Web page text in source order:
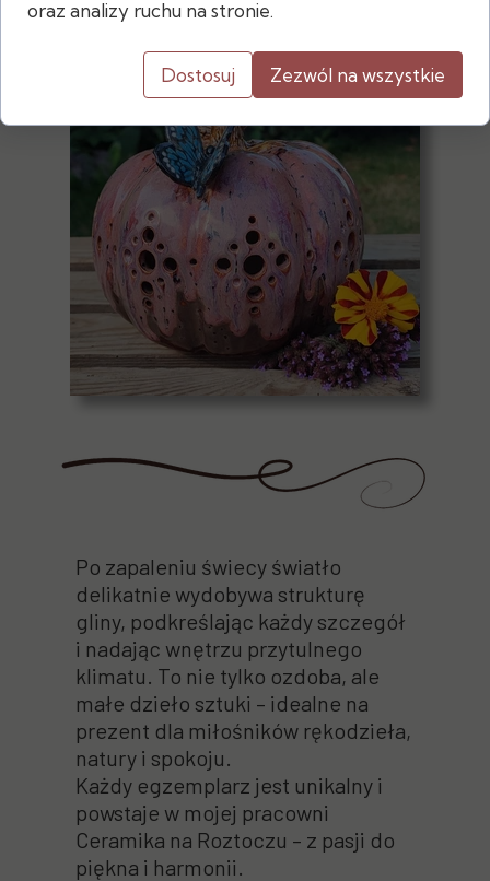
Po zapaleniu świecy światło
delikatnie wydobywa strukturę
gliny, podkreślając każdy szczegół
i nadając wnętrzu przytulnego
klimatu. To nie tylko ozdoba, ale
małe dzieło sztuki – idealne na
prezent dla miłośników rękodzieła,
natury i spokoju.
Każdy egzemplarz jest unikalny i
powstaje w mojej pracowni
Ceramika na Roztoczu – z pasji do
piękna i harmonii.
oraz analizy ruchu na stronie.
Dostosuj Zezwól na wszystkie